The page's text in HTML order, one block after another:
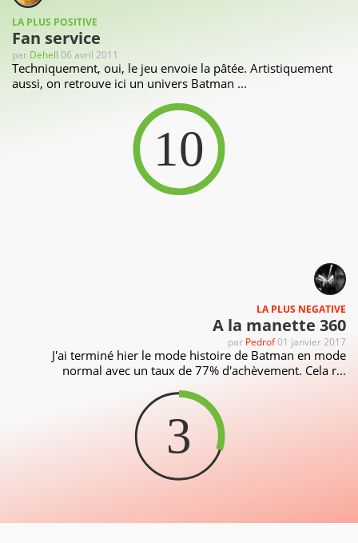
LA PLUS POSITIVE
Fan service
par Dehell 06 avril 2011
Techniquement, oui, le jeu envoie la pâtée. Artistiquement
aussi, on retrouve ici un univers Batman ...
10
LA PLUS NEGATIVE
A la manette 360
par Pedrof01 janvier 2017
J'ai terminé hier le mode histoire de Batman en mode
normal avec un taux de 77% d'achèvement. Cela r...
3